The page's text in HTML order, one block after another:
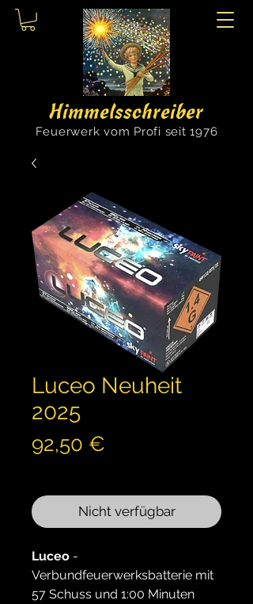
Himmelsschreiber
Feuerwerk vom Profi seit 1976
Luceo Neuheit
2025
92,50 €
Nicht verfügbar
Luceo -
Verbundfeuerwerksbatterie mit
57 Schuss und 1:00 Minuten